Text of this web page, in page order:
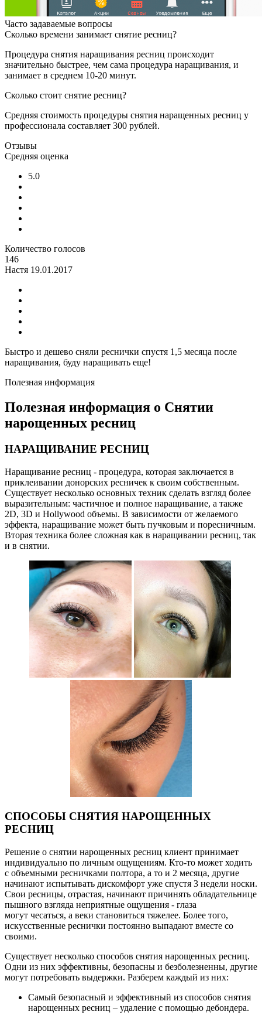
Часто задаваемые вопросы
Сколько времени занимает снятие ресниц?
Процедура снятия наращивания ресниц происходит
значительно быстрее, чем сама процедура наращивания, и
занимает в среднем 10-20 минут.
Сколько стоит снятие ресниц?
Средняя стоимость процедуры снятия наращенных ресниц у
профессионала составляет 300 рублей.
Отзывы
Средняя оценка
5.0
Количество голосов
146
Настя 19.01.2017
Быстро и дешево сняли реснички спустя 1,5 месяца после
наращивания, буду наращивать еще!
Полезная информация
Полезная информация о Снятии
нарощенных ресниц
НАРАЩИВАНИЕ РЕСНИЦ
Наращивание ресниц - процедура, которая заключается в
приклеивании донорских ресничек к своим собственным.
Существует несколько основных техник сделать взгляд более
выразительным: частичное и полное наращивание, а также
2D, 3D и Hollywood объемы. В зависимости от желаемого
эффекта, наращивание может быть пучковым и поресничным.
Вторая техника более сложная как в наращивании ресниц, так
и в снятии.
СПОСОБЫ СНЯТИЯ НАРОЩЕННЫХ
РЕСНИЦ
Решение о снятии нарощенных ресниц клиент принимает
индивидуально по личным ощущениям. Кто-то может ходить
с объемными ресничками полтора, а то и 2 месяца, другие
начинают испытывать дискомфорт уже спустя 3 недели носки.
Свои ресницы, отрастая, начинают причинять обладательнице
пышного взгляда неприятные ощущения - глаза
могут чесаться, а веки становиться тяжелее. Более того,
искусственные реснички постоянно выпадают вместе со
своими.
Существует несколько способов снятия нарощенных ресниц.
Одни из них эффективны, безопасны и безболезненны, другие
могут потребовать выдержки. Разберем каждый из них:
Самый безопасный и эффективный из способов снятия
нарощенных ресниц – удаление с помощью дебондера.